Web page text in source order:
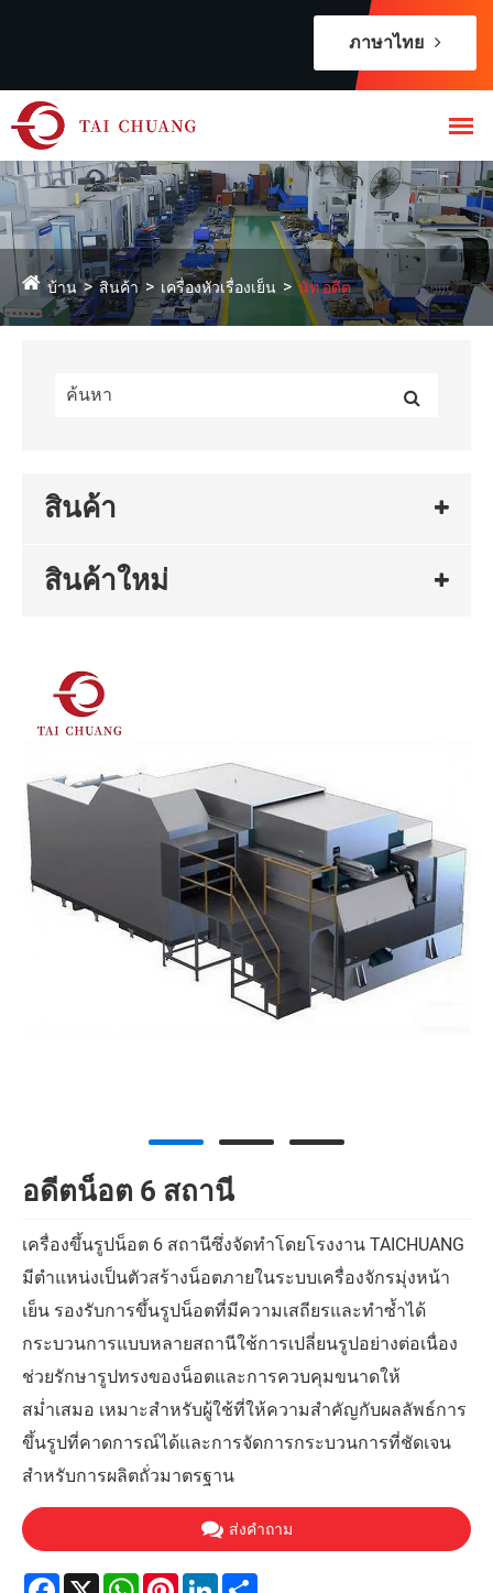
ภาษาไทย
บ้าน สินค้า เครื่องหัวเรื่องเย็น นัท อดีต
สินค้า
สินค้าใหม่
อดีตน็อต 6 สถานี
เครื่องขึ้นรูปน็อต 6 สถานีซึ่งจัดทำโดยโรงงาน TAICHUANG
มีตำแหน่งเป็นตัวสร้างน็อตภายในระบบเครื่องจักรมุ่งหน้า
เย็น รองรับการขึ้นรูปน็อตที่มีความเสถียรและทำซ้ำได้
กระบวนการแบบหลายสถานีใช้การเปลี่ยนรูปอย่างต่อเนื่อง
ช่วยรักษารูปทรงของน็อตและการควบคุมขนาดให้
สม่ำเสมอ เหมาะสำหรับผู้ใช้ที่ให้ความสำคัญกับผลลัพธ์การ
ขึ้นรูปที่คาดการณ์ได้และการจัดการกระบวนการที่ชัดเจน
สำหรับการผลิตถั่วมาตรฐาน
ส่งคำถาม
Facebook
X WhatsApp
PinterestLinkedIn